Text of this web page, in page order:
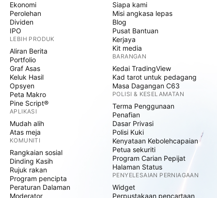
Ekonomi
Perolehan
Dividen
IPO
LEBIH PRODUK
Aliran Berita
Portfolio
Graf Asas
Keluk Hasil
Opsyen
Peta Makro
Pine Script®
APLIKASI
Mudah alih
Atas meja
KOMUNITI
Rangkaian sosial
Dinding Kasih
Rujuk rakan
Program pencipta
Peraturan Dalaman
Moderator
Siapa kami
Misi angkasa lepas
Blog
Pusat Bantuan
Kerjaya
Kit media
BARANGAN
Kedai TradingView
Kad tarot untuk pedagang
Masa Dagangan C63
POLISI & KESELAMATAN
Terma Penggunaan
Penafian
Dasar Privasi
Polisi Kuki
Kenyataan Kebolehcapaian
Petua sekuriti
Program Carian Pepijat
Halaman Status
PENYELESAIAN PERNIAGAAN
Widget
Perpustakaan pencartaan